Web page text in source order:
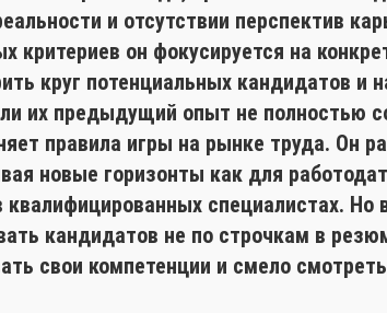
и отсутствии перспектив
критериев он фокусируется на
круг потенциальных кандидатов и
их предыдущий опыт не полностью
правила игры на рынке труда. Он
новые горизонты как для
специалистах. Но
кандидатов не по строчкам в
свои компетенции и смело